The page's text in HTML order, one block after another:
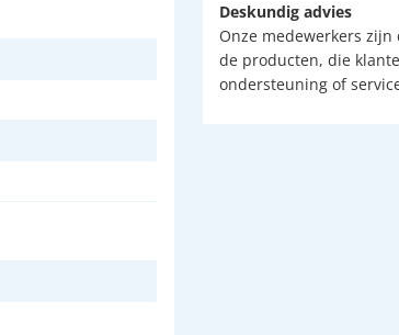
Deskundig advies
Onze medewerkers
de producten, die
ondersteuning of